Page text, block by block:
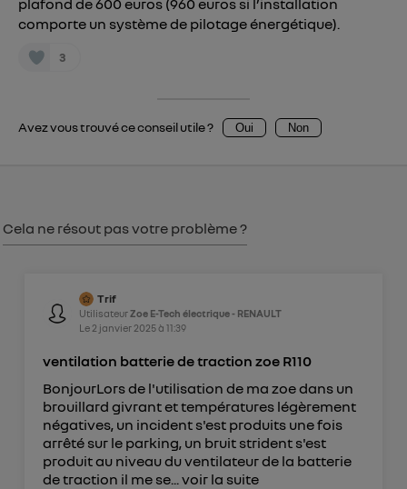
plafond de 600 euros (960 euros si l’installation
comporte un système de pilotage énergétique).
3
Avez vous trouvé ce conseil utile ? Oui Non
Cela ne résout pas votre problème ?
Trif
UtilisateurZoe E-Tech électrique - RENAULT
Le 2 janvier 2025à 11:39
ventilation batterie de traction zoe R110
BonjourLors de l'utilisation de ma zoe dans un
brouillard givrant et températures légèrement
négatives, un incident s'est produits une fois
arrêté sur le parking, un bruit strident s'est
produit au niveau du ventilateur de la batterie
de traction il me se... voir la suite
consentement surle portail d’Utiq("
Pour plus d'informations, veuillez consulter